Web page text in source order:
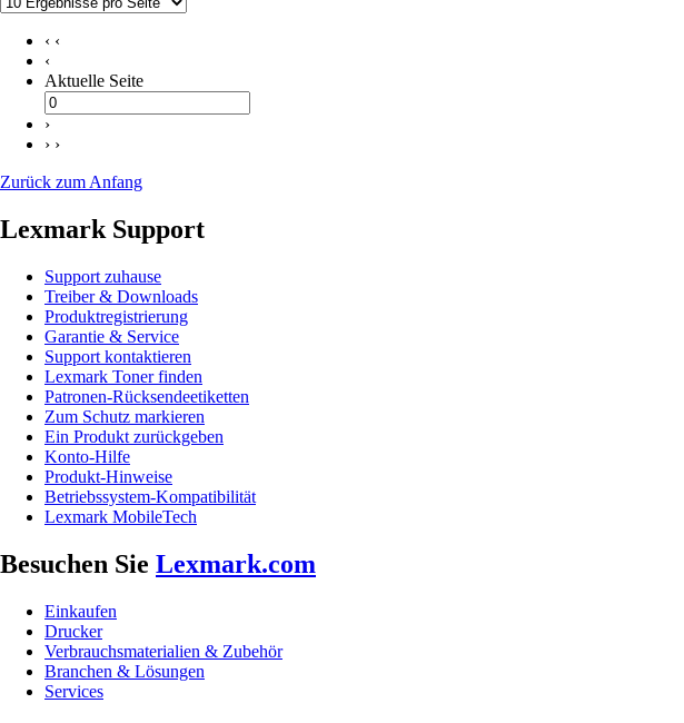
‹ ‹
‹
Aktuelle Seite
›
› ›
Zurück zum Anfang
Lexmark Support
Support zuhause
Treiber & Downloads
Produktregistrierung
Garantie & Service
Support kontaktieren
Lexmark Toner finden
Patronen-Rücksendeetiketten
Zum Schutz markieren
Ein Produkt zurückgeben
Konto-Hilfe
Produkt-Hinweise
Betriebssystem-Kompatibilität
Lexmark MobileTech
Besuchen Sie Lexmark.com
Einkaufen
Drucker
Verbrauchsmaterialien & Zubehör
Branchen & Lösungen
Services